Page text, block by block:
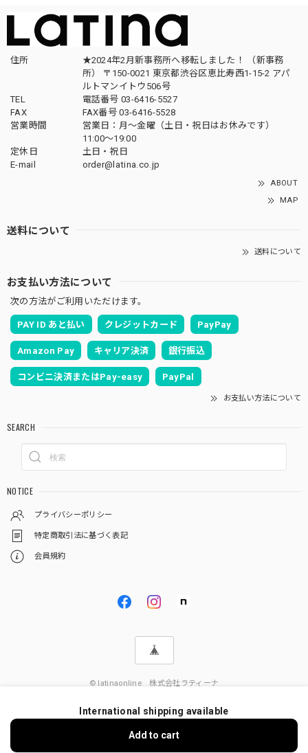
住所
★2024年2月新事務所へ移転しました！ （新事務
所） 〒150-0021 東京都渋谷区恵比寿西1-15-2 アパ
ルトマンイトウ506号
TEL
電話番号 03-6416-5527
FAX
FAX番号 03-6416-5528
営業時間
営業日：月〜金曜（土日・祝日はお休みです）
11:00〜19:00
定休日
土日・祝日
E-mail
order@latina.co.jp
ABOUT
MAP
送料について
送料について
お支払い方法について
次の方法がご利用いただけます。
PAY ID あと払い クレジットカード PayPay
Amazon Pay キャリア決済 銀行振込
コンビニ決済またはPay-easy PayPal
お支払い方法について
SEARCH
NOTICE
プライバシーポリシー
特定商取引法に基づく表記
会員規約
© latinaonline 株式会社ラティーナ
International shipping available
Add to cart